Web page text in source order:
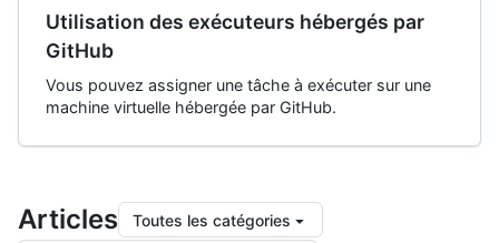
Utilisation des exécuteurs hébergés par
GitHub
Vous pouvez assigner une tâche à exécuter sur une
machine virtuelle hébergée par GitHub.
Articles Toutes les catégories